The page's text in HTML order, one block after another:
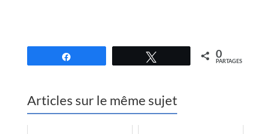
0
PARTAGES
Articles sur le même sujet